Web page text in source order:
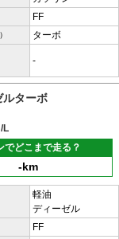
FF
ターボ
-
ルターボ
L
でどこまで走る？
-km
軽油
ディーゼル
FF